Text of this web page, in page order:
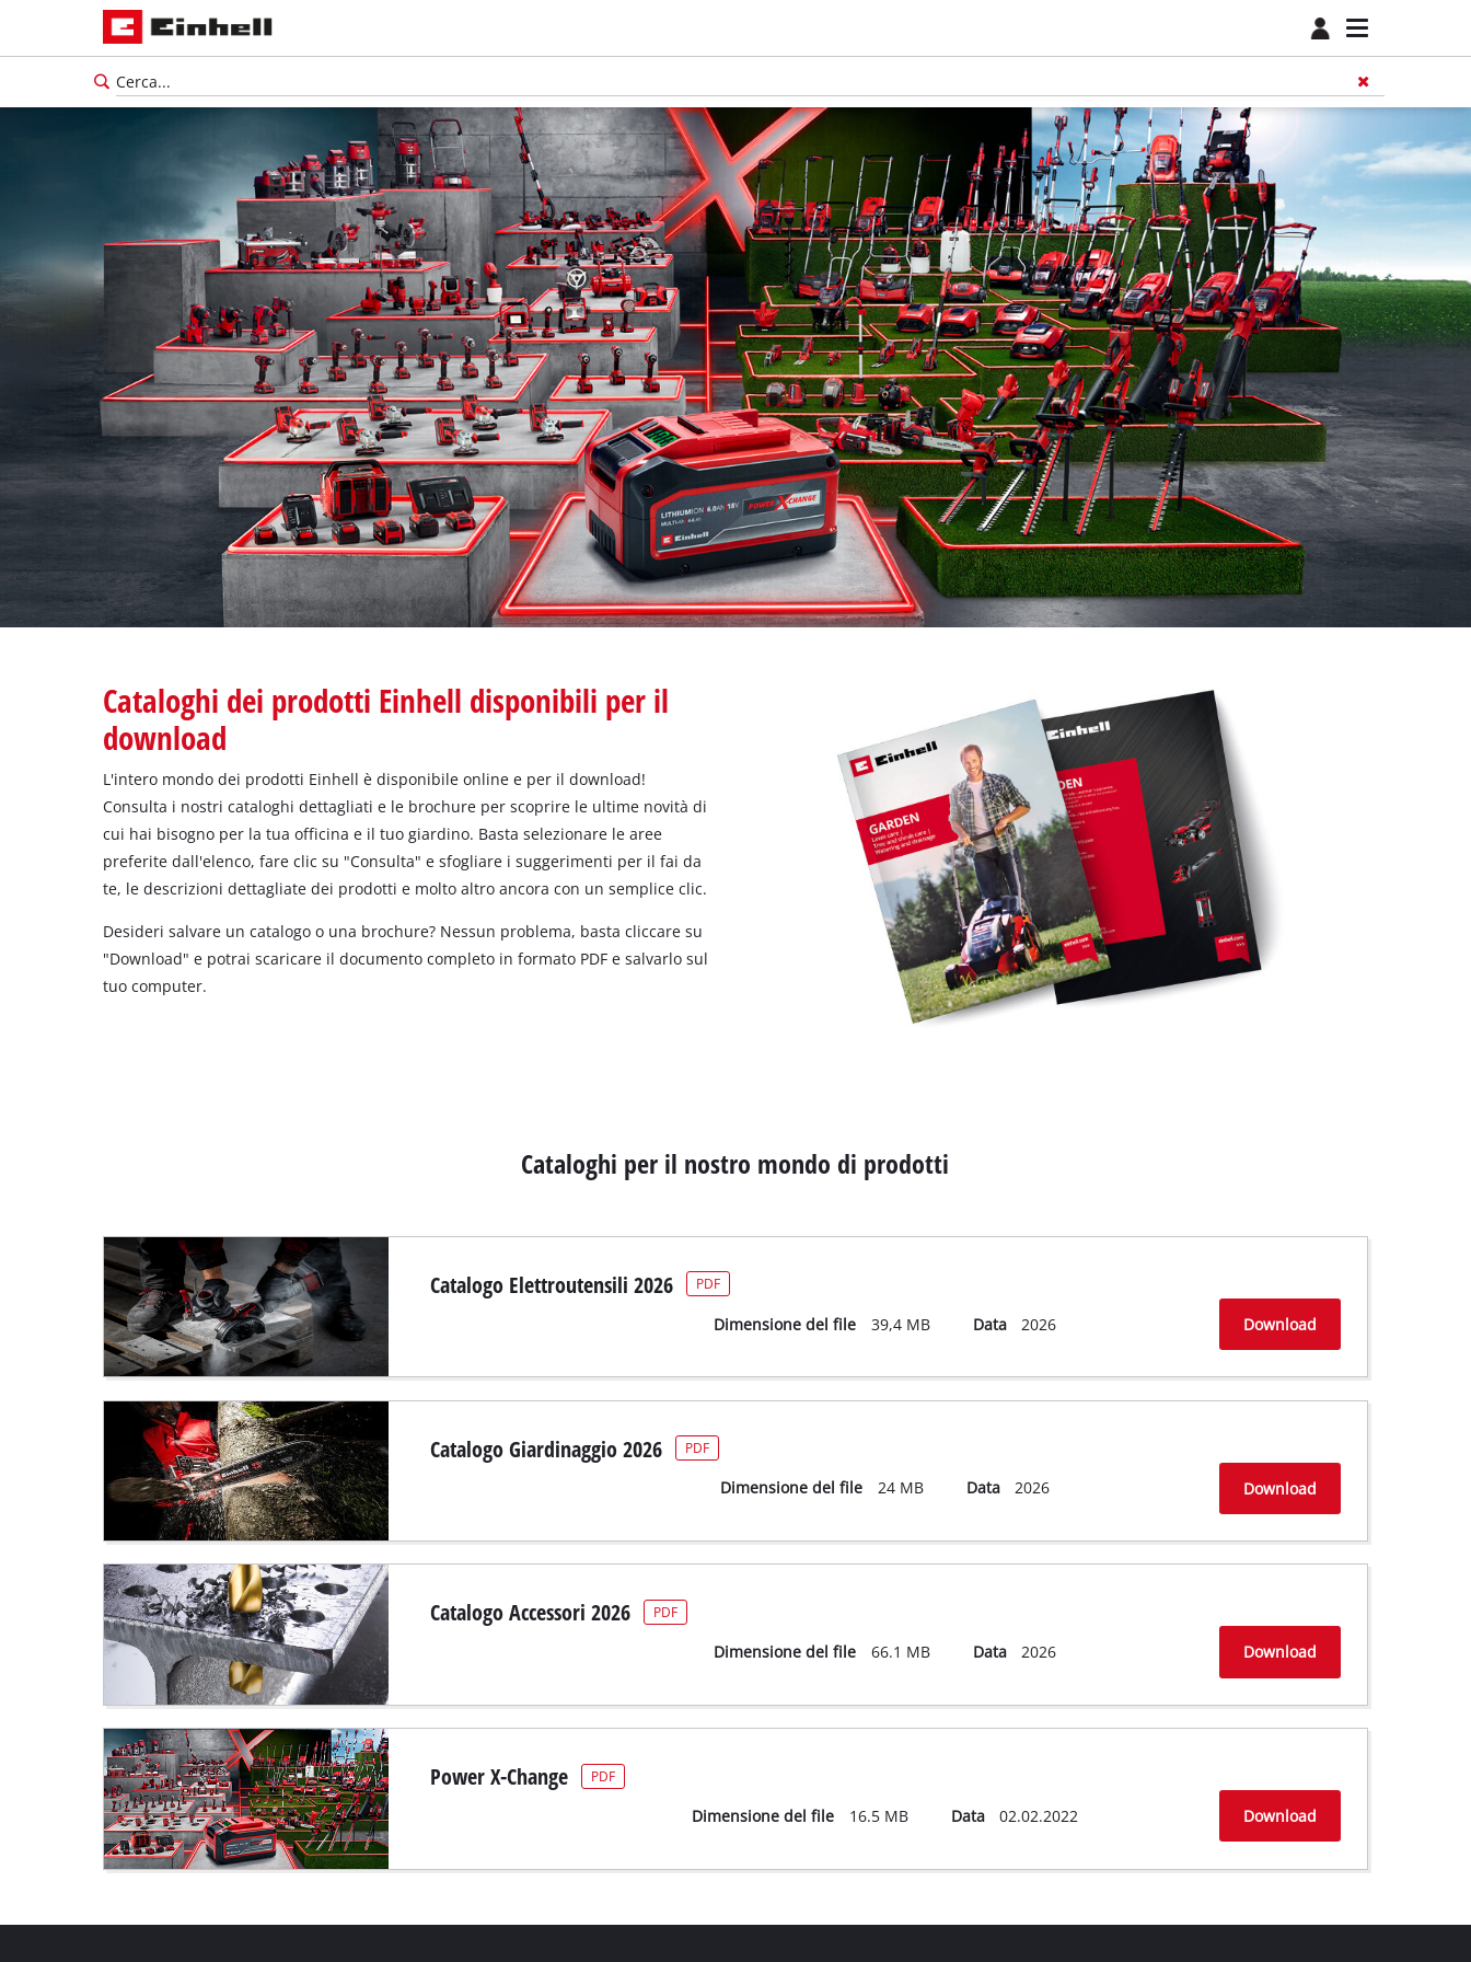
Italiano
Cataloghi dei prodotti Einhell disponibili per il
download
L'intero mondo dei prodotti Einhell è disponibile online e per il download!
Consulta i nostri cataloghi dettagliati e le brochure per scoprire le ultime novità di
cui hai bisogno per la tua officina e il tuo giardino. Basta selezionare le aree
preferite dall'elenco, fare clic su "Consulta" e sfogliare i suggerimenti per il fai da
te, le descrizioni dettagliate dei prodotti e molto altro ancora con un semplice clic.
Desideri salvare un catalogo o una brochure? Nessun problema, basta cliccare su
"Download" e potrai scaricare il documento completo in formato PDF e salvarlo sul
tuo computer.
Cataloghi per il nostro mondo di prodotti
Catalogo Elettroutensili 2026 PDF
Dimensione del file 39,4 MB Data 2026 Download
Catalogo Giardinaggio 2026 PDF
Dimensione del file 24 MB Data 2026 Download
Catalogo Accessori 2026 PDF
Dimensione del file 66.1 MB Data 2026 Download
Power X-Change PDF
Dimensione del file 16.5 MB Data 02.02.2022 Download